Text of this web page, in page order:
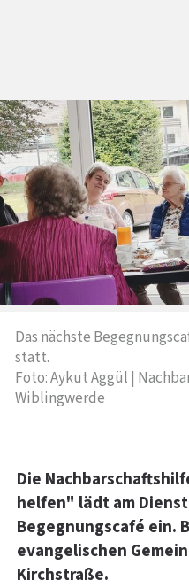
Das nächste
statt.
Foto: Aykut Aggül |
Wiblingwerde
Die
helfen" lädt am
Begegnungscafé ein.
evangelischen
Kirchstraße.